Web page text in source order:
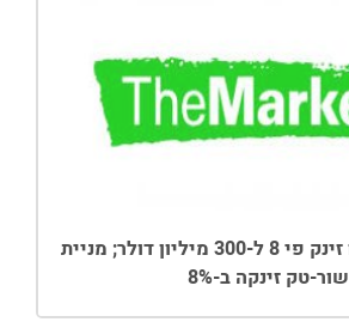
שווייה של וסטו זינק פי 8 ל-300 מיליון דולר; מניית
שור-טק זינקה ב-8%